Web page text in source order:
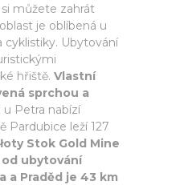
můžete zahrát
je oblíbená u
cyklistiky. Ubytování
hřiště. Vlastní
sprchou a
u Petra nabízí
Pardubice leží 127
Stok Gold Mine
ubytování
a Praděd je 43 km